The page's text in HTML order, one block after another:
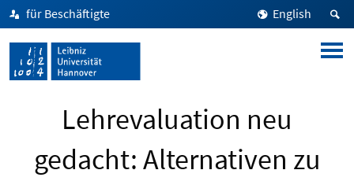
für Beschäftigte English
Lehrevaluation neu
gedacht: Alternativen zu